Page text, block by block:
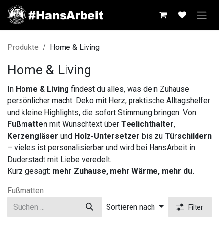
Zum Inhalt springen
Produkte Home & Living
Home & Living
In Home & Living findest du alles, was dein Zuhause
persönlicher macht: Deko mit Herz, praktische Alltagshelfer
und kleine Highlights, die sofort Stimmung bringen. Von
Fußmatten mit Wunschtext über Teelichthalter,
Kerzengläser und Holz-Untersetzer bis zu Türschildern
– vieles ist personalisierbar und wird bei HansArbeit in
Duderstadt mit Liebe veredelt.
Kurz gesagt: mehr Zuhause, mehr Wärme, mehr du.
Fußmatten
Sortieren nach
Filter